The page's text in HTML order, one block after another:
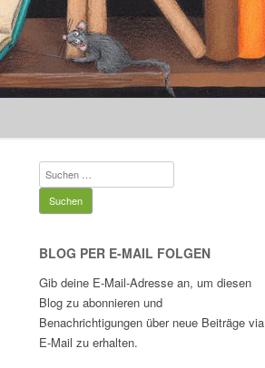
Suchen
nach:
BLOG PER E-MAIL FOLGEN
Gib deine E-Mail-Adresse an, um diesen
Blog zu abonnieren und
Benachrichtigungen über neue Beiträge via
E-Mail zu erhalten.